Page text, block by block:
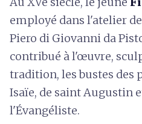
employé dans l'atelier
Piero di Giovanni da
contribué à l'œuvre,
tradition, les bustes des
Isaïe, de saint Augustin
l'Évangéliste.